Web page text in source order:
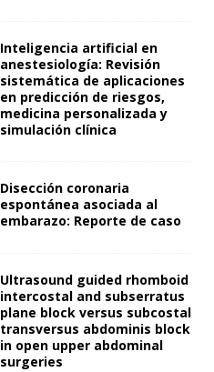
Inteligencia artificial en
anestesiología: Revisión
sistemática de aplicaciones
en predicción de riesgos,
medicina personalizada y
simulación clínica
Disección coronaria
espontánea asociada al
embarazo: Reporte de caso
Ultrasound guided rhomboid
intercostal and subserratus
plane block versus subcostal
transversus abdominis block
in open upper abdominal
surgeries